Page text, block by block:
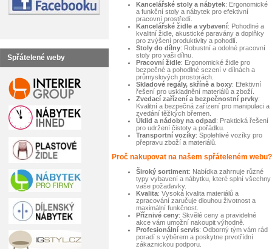
Spřátelené weby
Kancelářské stoly a nábytek: Ergonomické
a funkční stoly a nábytek pro efektivní
pracovní prostředí.
Kancelářské židle a vybavení: Pohodlné a
kvalitní židle, akustické paravány a doplňky
pro zvýšení produktivity a pohodlí.
Stoly do dílny: Robustní a odolné pracovní
stoly pro vaši dílnu.
Pracovní židle: Ergonomické židle pro
bezpečné a pohodlné sezení v dílnách a
průmyslových prostorách.
Skladové regály, skříně a boxy: Efektivní
řešení pro uskladnění materiálů a zboží.
Zvedací zařízení a bezpečnostní prvky:
Kvalitní a bezpečná zařízení pro manipulaci a
zvedání těžkých břemen.
Úklid a nádoby na odpad: Praktická řešení
pro udržení čistoty a pořádku.
Transportní vozíky: Spolehlivé vozíky pro
přepravu zboží a materiálů.
Proč nakupovat na našem spřáteleném webu?
Široký sortiment: Nabídka zahrnuje různé
typy vybavení a nábytku, které splní všechny
vaše požadavky.
Kvalita: Vysoká kvalita materiálů a
zpracování zaručuje dlouhou životnost a
maximální funkčnost.
Příznivé ceny: Skvělé ceny a pravidelné
akce vám umožní nakoupit výhodně.
Profesionální servis: Odborný tým vám rád
poradí s výběrem a poskytne prvotřídní
zákaznickou podporu.